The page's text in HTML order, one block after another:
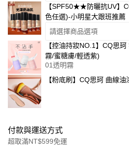
【SPF50★★防曬抗UV】
色任選)-小明星大跟班推薦
請選擇商品選項
【控油持妝NO.1】CQ思珂 零油光拍拍空氣蜜粉(透明
霧/蜜糖膚/輕透紫)
01透明霧
【粉底刷】CQ思珂 曲線
付款與運送方式
超取滿NT$599免運